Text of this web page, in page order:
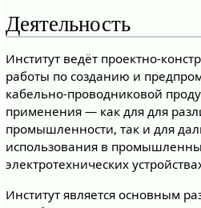
Деятельность
Институт ведёт проектно-
работы по созданию и
кабельно-проводниковой
применения — как для для
промышленности, так и для
использования в
электротехнических
Институт является основным